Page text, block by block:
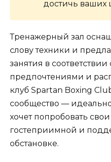
достичь ваших
Тренажерный зал
слову техники и
занятия в
предпочтениями и
клуб Spartan Boxing
сообщество —
хочет попробовать
гостеприимной и
обстановке.